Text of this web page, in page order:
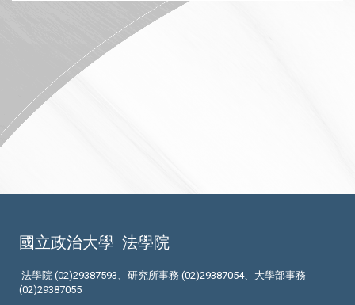
國立政治大學 法學院
法學院 (02)29387593、研究所事務 (02)29387054、大學部事務
(02)29387055